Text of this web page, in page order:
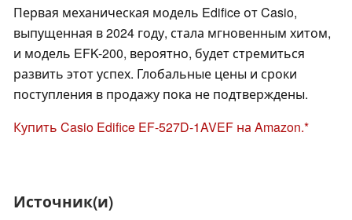
Первая механическая модель Edifice от Casio,
выпущенная в 2024 году, стала мгновенным хитом,
и модель EFK-200, вероятно, будет стремиться
развить этот успех. Глобальные цены и сроки
поступления в продажу пока не подтверждены.
Купить Casio Edifice EF-527D-1AVEF на Amazon.
Источник(и)